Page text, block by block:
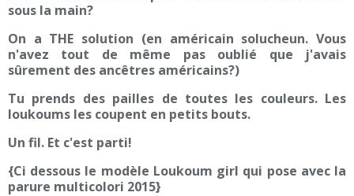
sous la main?
On a THE solution (en américain solucheun. Vous
n'avez tout de même pas oublié que j'avais
sûrement des ancêtres américains?)
Tu prends des pailles de toutes les couleurs. Les
loukoums les coupent en petits bouts.
Un fil. Et c'est parti!
{Ci dessous le modèle Loukoum girl qui pose avec la
parure multicolori 2015}